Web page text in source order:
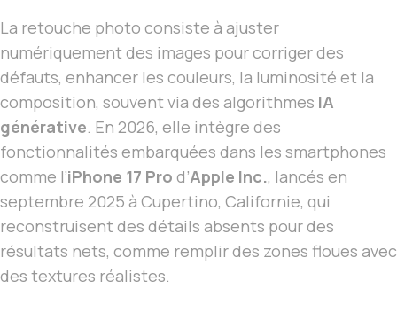
La retouche photo consiste à ajuster
numériquement des images pour corriger des
défauts, enhancer les couleurs, la luminosité et la
composition, souvent via des algorithmes IA
générative. En 2026, elle intègre des
fonctionnalités embarquées dans les smartphones
comme l’iPhone 17 Pro d’Apple Inc., lancés en
septembre 2025 à Cupertino, Californie, qui
reconstruisent des détails absents pour des
résultats nets, comme remplir des zones floues avec
des textures réalistes.